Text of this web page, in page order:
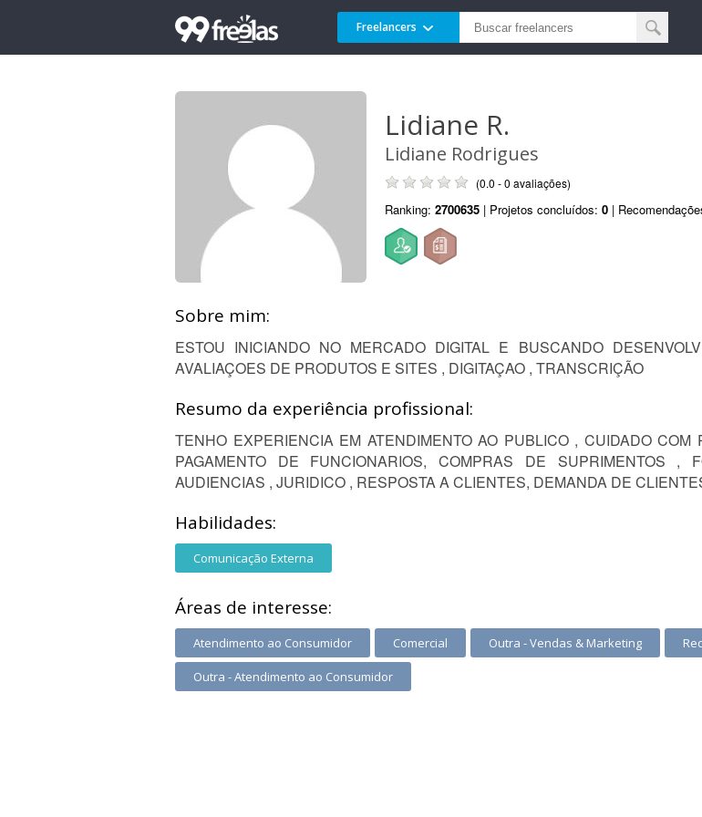
Freelancers
Lidiane R.
Lidiane Rodrigues
(0.0 - 0 avaliações)
Ranking: 2700635 | Projetos concluídos: 0 |
Sobre mim:
ESTOU INICIANDO NO MERCADO DIGITAL E BUSCANDO
AVALIAÇOES DE PRODUTOS E SITES , DIGITAÇAO , TRANSCRIÇÃO
Resumo da experiência profissional:
TENHO EXPERIENCIA EM ATENDIMENTO AO PUBLICO , CUIDADO COM
PAGAMENTO DE FUNCIONARIOS, COMPRAS DE SUPRIMENTOS ,
AUDIENCIAS , JURIDICO , RESPOSTA A CLIENTES, DEMANDA DE
Habilidades:
Comunicação Externa
Áreas de interesse:
Atendimento ao Consumidor Comercial Outra - Vendas & Marketing
Outra - Atendimento ao Consumidor